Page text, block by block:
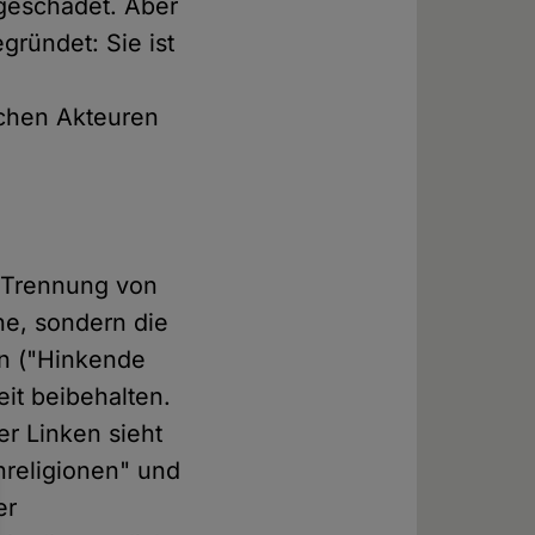
Aber
Sie ist
Akteuren
von
sondern die
("Hinkende
beibehalten.
Linken sieht
und